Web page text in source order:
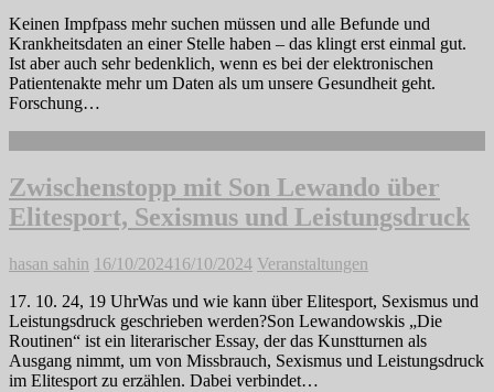
Keinen Impfpass mehr suchen müssen und alle Befunde und
Krankheitsdaten an einer Stelle haben – das klingt erst einmal gut.
Ist aber auch sehr bedenklich, wenn es bei der elektronischen
Patientenakte mehr um Daten als um unsere Gesundheit geht.
Forschung…
Zwischenstopp mit Son Lewando über
Elitesport, Sexismus und Leistungsdruck
hasan sahin 16/10/202416/10/2024 Veranstaltungen
17. 10. 24, 19 UhrWas und wie kann über Elitesport, Sexismus und
Leistungsdruck geschrieben werden?Son Lewandowskis „Die
Routinen“ ist ein literarischer Essay, der das Kunstturnen als
Ausgang nimmt, um von Missbrauch, Sexismus und Leistungsdruck
im Elitesport zu erzählen. Dabei verbindet…